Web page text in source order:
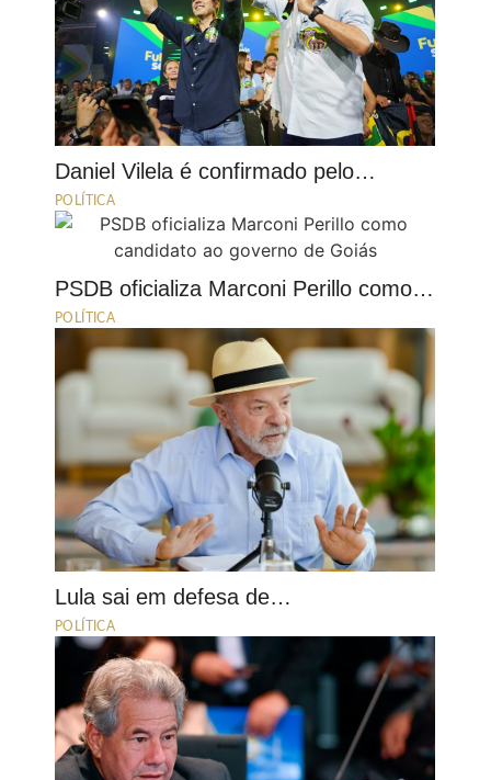
Daniel Vilela é confirmado pelo…
POLÍTICA
PSDB oficializa Marconi Perillo como…
POLÍTICA
Lula sai em defesa de…
POLÍTICA